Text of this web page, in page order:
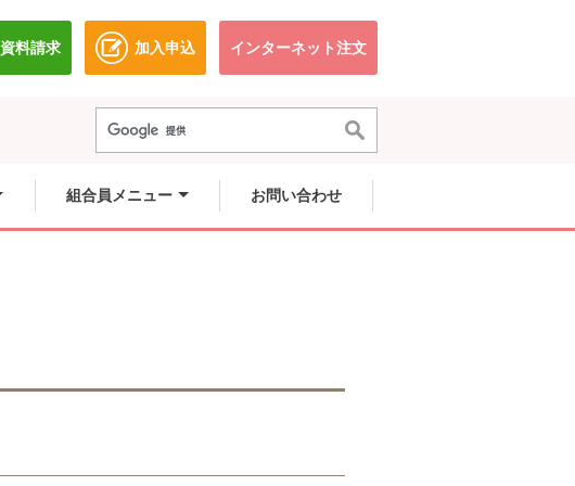
資料請求
別のウィンドウで開きます。
加入申込
別のウィンドウで開きます。
インターネット注文別のウィンドウで開きます。
組合員メニュー お問い合わせ